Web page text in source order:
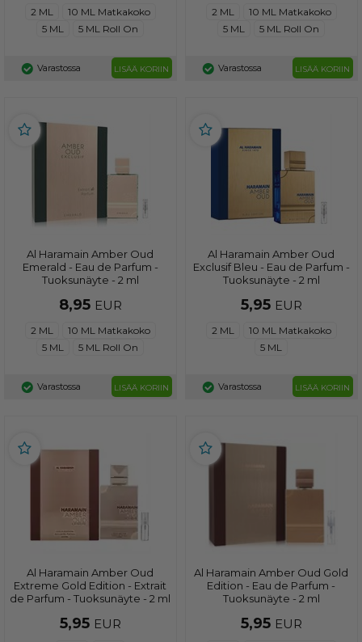
2 ML
10 ML Matkakoko
5 ML
5 ML Roll On
Varastossa LISÄÄ KORIIN
2 ML
10 ML Matkakoko
5 ML
5 ML Roll On
Varastossa LISÄÄ KORIIN
Al Haramain Amber Oud
Emerald - Eau de Parfum -
Tuoksunäyte - 2 ml
8,95 EUR
2 ML
10 ML Matkakoko
5 ML
5 ML Roll On
Varastossa LISÄÄ KORIIN
Al Haramain Amber Oud
Exclusif Bleu - Eau de Parfum -
Tuoksunäyte - 2 ml
5,95 EUR
2 ML
10 ML Matkakoko
5 ML
Varastossa LISÄÄ KORIIN
Al Haramain Amber Oud
Extreme Gold Edition - Extrait
de Parfum - Tuoksunäyte - 2 ml
5,95 EUR
Al Haramain Amber Oud Gold
Edition - Eau de Parfum -
Tuoksunäyte - 2 ml
5,95 EUR